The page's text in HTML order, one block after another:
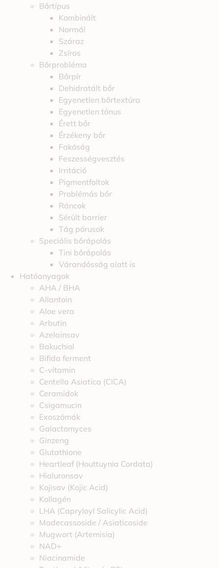
Bőrtípus
Kombinált
Normál
Száraz
Zsíros
Bőrprobléma
Bőrpír
Dehidratált bőr
Egyenetlen bőrtextúra
Egyenetlen tónus
Érett bőr
Érzékeny bőr
Fakóság
Feszességvesztés
Irritáció
Pigmentfoltok
Problémás bőr
Ráncok
Sérült barrier
Tág pórusok
Speciális bőrápolás
Tini bőrápolás
Várandósság alatt is
Hatóanyagok
AHA / BHA
Allantoin
Aloe vera
Arbutin
Azelainsav
Bakuchiol
Bifida ferment
C-vitamin
Centella Asiatica (CICA)
Ceramidok
Csigamucin
Exoszómák
Galactomyces
Ginzeng
Glutathione
Heartleaf (Houttuynia Cordata)
Hialuronsav
Kojisav (Kojic Acid)
Kollagén
LHA (Capryloyl Salicylic Acid)
Madecassoside / Asiaticoside
Mugwort (Artemisia)
NAD+
Niacinamide